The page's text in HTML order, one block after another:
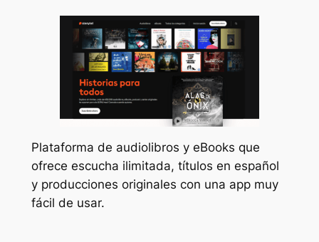
Plataforma de audiolibros y eBooks que
ofrece escucha ilimitada, títulos en español
y producciones originales con una app muy
fácil de usar.